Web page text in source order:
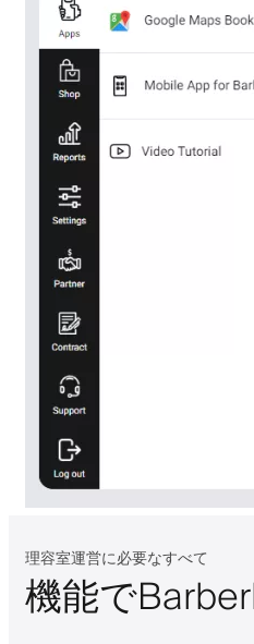
理容室運営に必要なすべて
機能で